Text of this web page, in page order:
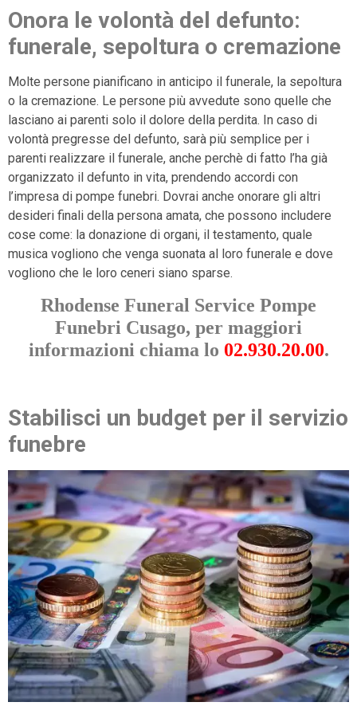
Onora le volontà del defunto:
funerale, sepoltura o cremazione
Molte persone pianificano in anticipo il funerale, la sepoltura
o la cremazione. Le persone più avvedute sono quelle che
lasciano ai parenti solo il dolore della perdita. In caso di
volontà pregresse del defunto, sarà più semplice per i
parenti realizzare il funerale, anche perchè di fatto l’ha già
organizzato il defunto in vita, prendendo accordi con
l’impresa di pompe funebri. Dovrai anche onorare gli altri
desideri finali della persona amata, che possono includere
cose come: la donazione di organi, il testamento, quale
musica vogliono che venga suonata al loro funerale e dove
vogliono che le loro ceneri siano sparse.
Rhodense Funeral Service Pompe
Funebri Cusago, per maggiori
informazioni chiama lo 02.930.20.00.
Stabilisci un budget per il servizio
funebre